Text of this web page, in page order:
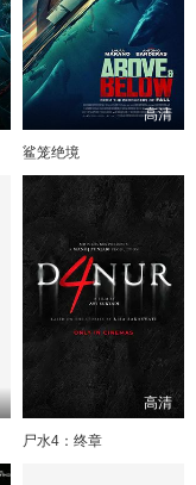
高清
鲨笼绝境
高清
尸水4：终章